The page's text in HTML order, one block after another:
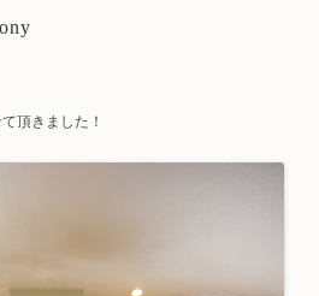
頂きました！